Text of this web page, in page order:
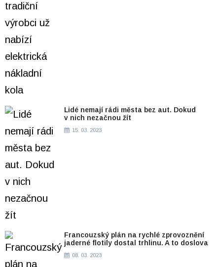
Lidé nemají rádi města bez aut. Dokud
v nich nezačnou žít
15. 03. 2023
Francouzský plán na rychlé zprovoznění
jaderné flotily dostal trhlinu. A to doslova
08. 03. 2023